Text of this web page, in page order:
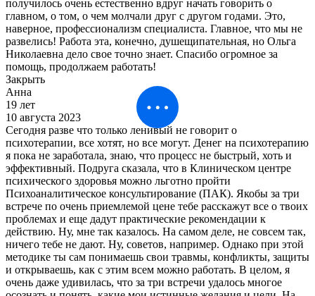
получилось очень естественно вдруг начать говорить о
главном, о том, о чем молчали друг с другом годами. Это,
наверное, профессионализм специалиста. Главное, что мы не
развелись! Работа эта, конечно, душещипательная, но Ольга
Николаевна дело свое точно знает. Спасибо огромное за
помощь, продолжаем работать!
Закрыть
Анна
19 лет
10 августа 2023
Сегодня разве что только ленивый не говорит о
психотерапии, все хотят, но все могут. Денег на психотерапию
я пока не заработала, знаю, что процесс не быстрый, хоть и
эффективный. Подруга сказала, что в Клиническом центре
психического здоровья можно льготно пройти
Психоаналитическое консультирование (ПАК). Якобы за три
встрече по очень приемлемой цене тебе расскажут все о твоих
проблемах и еще дадут практические рекомендации к
действию. Ну, мне так казалось. На самом деле, не совсем так,
ничего тебе не дают. Ну, советов, например. Однако при этой
методике ты сам понимаешь свои травмы, конфликты, защиты
и открываешь, как с этим всем можно работать. В целом, я
очень даже удивилась, что за три встречи удалось многое